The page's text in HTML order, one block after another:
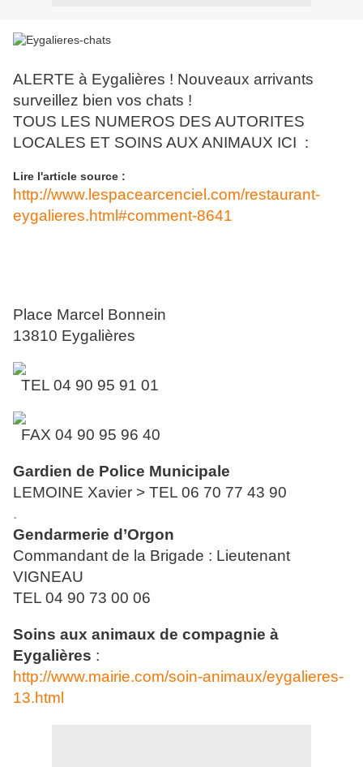
ALERTE à Eygalières ! Nouveaux arrivants
surveillez bien vos chats !
TOUS LES NUMEROS DES AUTORITES
LOCALES ET SOINS AUX ANIMAUX ICI :
Lire l'article source :
http://www.lespacearcenciel.com/restaurant-
eygalieres.html#comment-8641
Place Marcel Bonnein
13810 Eygalières
TEL 04 90 95 91 01
FAX 04 90 95 96 40
Gardien de Police Municipale
LEMOINE Xavier > TEL 06 70 77 43 90
.
Gendarmerie d’Orgon
Commandant de la Brigade : Lieutenant
VIGNEAU
TEL 04 90 73 00 06
Soins aux animaux de compagnie à
Eygalières :
http://www.mairie.com/soin-animaux/eygalieres-
13.html